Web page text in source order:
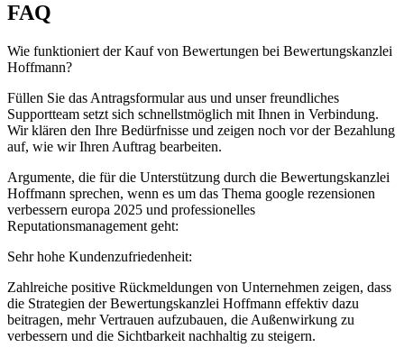
FAQ
Wie funktioniert der Kauf von Bewertungen bei Bewertungskanzlei
Hoffmann?
Füllen Sie das Antragsformular aus und unser freundliches
Supportteam setzt sich schnellstmöglich mit Ihnen in Verbindung.
Wir klären den Ihre Bedürfnisse und zeigen noch vor der Bezahlung
auf, wie wir Ihren Auftrag bearbeiten.
Argumente, die für die Unterstützung durch die Bewertungskanzlei
Hoffmann sprechen, wenn es um das Thema google rezensionen
verbessern europa 2025 und professionelles
Reputationsmanagement geht:
Sehr hohe Kundenzufriedenheit:
Zahlreiche positive Rückmeldungen von Unternehmen zeigen, dass
die Strategien der Bewertungskanzlei Hoffmann effektiv dazu
beitragen, mehr Vertrauen aufzubauen, die Außenwirkung zu
verbessern und die Sichtbarkeit nachhaltig zu steigern.